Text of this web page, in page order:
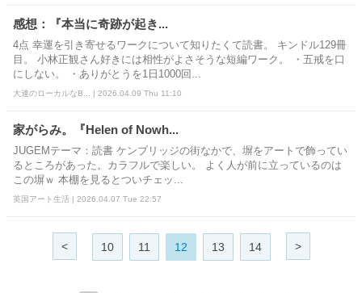
感想：『本当に奇跡が起き...
4点 幸運を引き寄せるワークについて知りたくて読書。 キンドル129冊
目。 小林正観さん好きには相性がよさそうな短編ワーク。 ・五戒を口
にしない。 ・ありがとうを1日1000回...
大連のローカルなB... | 2026.04.09 Thu 11:10
家がらみ。『Helen of Nowh...
JUGEMテーマ：読書 ケンブリッジの街なかで、塀をアートで飾ってい
るところがあった。カラフルで楽しい。 よく人が前に立っているのは
この塀ｗ 本棚を見るとついチェッ...
英国アート生活 | 2026.04.07 Tue 22:57
< 10 11 12 13 14 >